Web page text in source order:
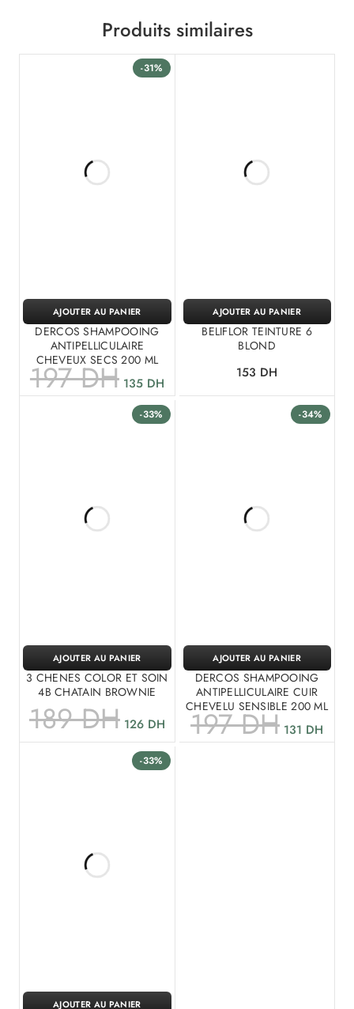
Produits similaires
-31%
DERCOS SHAMPOOING
ANTIPELLICULAIRE
CHEVEUX SECS 200 ML
197DH 135 DH
AJOUTER AU PANIER
BELIFLOR TEINTURE 6
BLOND
153 DH
AJOUTER AU PANIER
-33%
3 CHENES COLOR ET SOIN
4B CHATAIN BROWNIE
189DH 126 DH
AJOUTER AU PANIER
-34%
DERCOS SHAMPOOING
ANTIPELLICULAIRE CUIR
CHEVELU SENSIBLE 200 ML
197DH 131 DH
AJOUTER AU PANIER
-33%
AJOUTER AU PANIER